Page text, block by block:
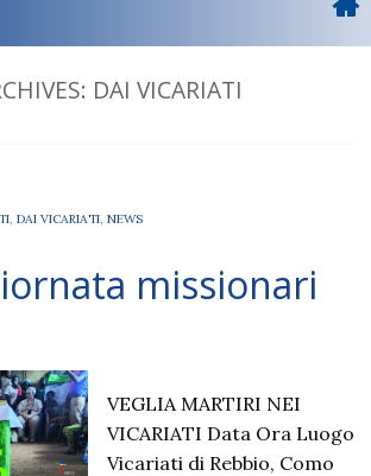
DAI VICARIATI
, DAI VICARIATI, NEWS
missionari
VEGLIA MARTIRI NEI
VICARIATI Data Ora Luogo
Vicariati di Rebbio, Como